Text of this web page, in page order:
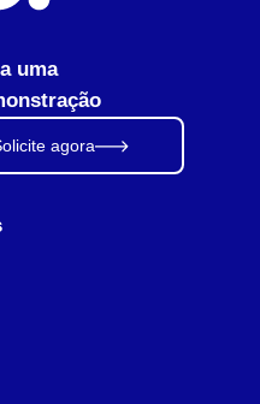
uma
agora